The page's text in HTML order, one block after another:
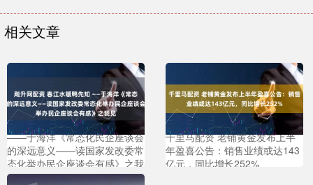
相关文章
飚升网配资 春江水暖鸭先知
——于海洋《常态化民企座谈会
的深远意义——读国家发改委常
态化举办民企座谈会有感》之我
见
千里马配资 老铺黄金发布上半
年盈喜公告：销售业绩或达143
亿元，同比增长252%